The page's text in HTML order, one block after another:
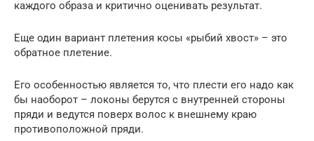
каждого образа и критично оценивать результат.
Еще один вариант плетения косы «рыбий хвост» – это
обратное плетение.
Его особенностью является то, что плести его надо как
бы наоборот – локоны берутся с внутренней стороны
пряди и ведутся поверх волос к внешнему краю
противоположной пряди.